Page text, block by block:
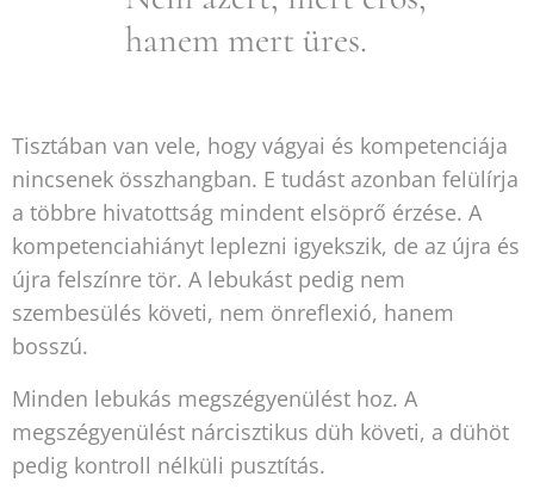
hanem mert üres.
Tisztában van vele, hogy vágyai és kompetenciája
nincsenek összhangban. E tudást azonban felülírja
a többre hivatottság mindent elsöprő érzése. A
kompetenciahiányt leplezni igyekszik, de az újra és
újra felszínre tör. A lebukást pedig nem
szembesülés követi, nem önreflexió, hanem
bosszú.
Minden lebukás megszégyenülést hoz. A
megszégyenülést nárcisztikus düh követi, a dühöt
pedig kontroll nélküli pusztítás.